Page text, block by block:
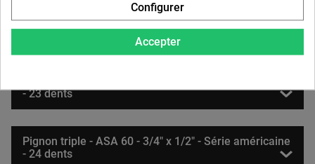
Pignon triple - ASA 60 - 3/4" x 1/2" - Série américaine
- 22 dents
- 23 dents
Pignon triple - ASA 60 - 3/4" x 1/2" - Série américaine
- 24 dents
Accepter
Configurer